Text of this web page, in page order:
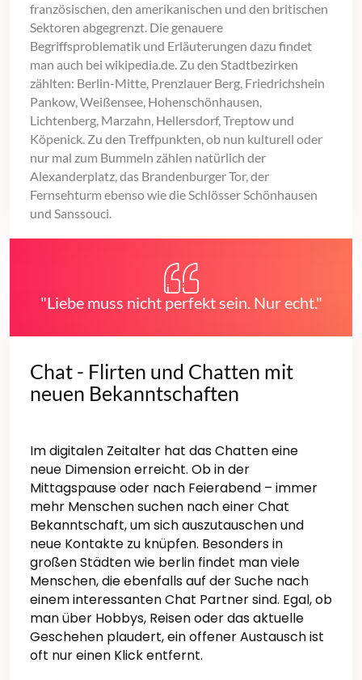
französischen, den amerikanischen und den britischen
Sektoren abgegrenzt. Die genauere
Begriffsproblematik und Erläuterungen dazu findet
man auch bei wikipedia.de. Zu den Stadtbezirken
zählten: Berlin-Mitte, Prenzlauer Berg, Friedrichshein
Pankow, Weißensee, Hohenschönhausen,
Lichtenberg, Marzahn, Hellersdorf, Treptow und
Köpenick. Zu den Treffpunkten, ob nun kulturell oder
nur mal zum Bummeln zählen natürlich der
Alexanderplatz, das Brandenburger Tor, der
Fernsehturm ebenso wie die Schlösser Schönhausen
und Sanssouci.
"Liebe muss nicht perfekt sein. Nur echt."
Chat - Flirten und Chatten mit
neuen Bekanntschaften
Im digitalen Zeitalter hat das Chatten eine
neue Dimension erreicht. Ob in der
Mittagspause oder nach Feierabend – immer
mehr Menschen suchen nach einer Chat
Bekanntschaft, um sich auszutauschen und
neue Kontakte zu knüpfen. Besonders in
großen Städten wie berlin findet man viele
Menschen, die ebenfalls auf der Suche nach
einem interessanten Chat Partner sind. Egal, ob
man über Hobbys, Reisen oder das aktuelle
Geschehen plaudert, ein offener Austausch ist
oft nur einen Klick entfernt.